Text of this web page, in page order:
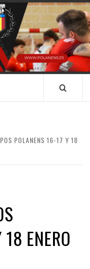
CLUB
POLANENS
POLANENS 16-17 Y 18
ENERO